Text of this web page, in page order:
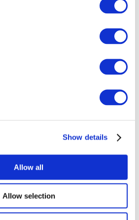
Show details
Allow all
Allow selection